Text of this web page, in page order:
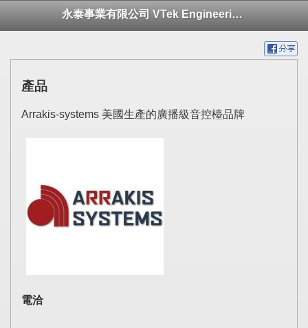
永泰事業有限公司 VTek Engineering Ltd.
產品
Arrakis-systems 美國生產的廣播級音控檯品牌
電洽